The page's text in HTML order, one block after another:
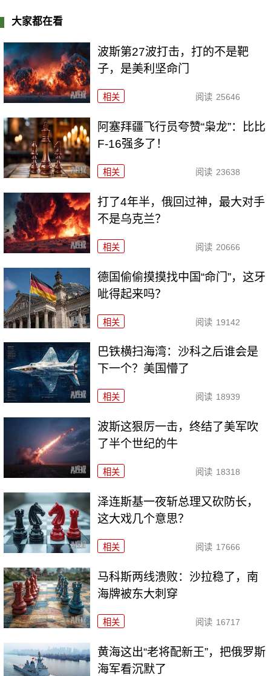
大家都在看
波斯第27波打击，打的不是靶
子，是美利坚命门
相关 阅读 25646
阿塞拜疆飞行员夸赞“枭龙”：比比
F-16强多了！
相关 阅读 23638
打了4年半，俄回过神，最大对手
不是乌克兰？
相关 阅读 20666
德国偷偷摸摸找中国“命门”，这牙
呲得起来吗？
相关 阅读 19142
巴铁横扫海湾：沙科之后谁会是
下一个？美国懵了
相关 阅读 18939
波斯这狠厉一击，终结了美军吹
了半个世纪的牛
相关 阅读 18318
泽连斯基一夜斩总理又砍防长，
这大戏几个意思？
相关 阅读 17666
马科斯两线溃败：沙拉稳了，南
海牌被东大刺穿
相关 阅读 16717
黄海这出“老将配新王”，把俄罗斯
海军看沉默了